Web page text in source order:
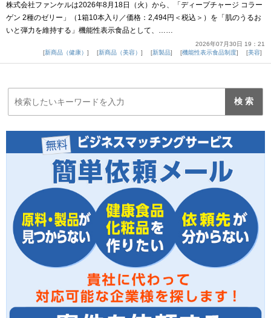
株式会社ファンケルは2026年8月18日（火）から、「ディープチャージ コラー
ゲン 2種のゼリー」（1箱10本入り／価格：2,494円＜税込＞）を「肌のうるお
いと弾力を維持する」機能性表示食品として、……
2026年07月30日 19：21
新商品（健康）
新商品（美容） 新製品 機能性表示食品制度 美容